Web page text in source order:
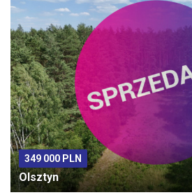
349 000 PLN
Olsztyn